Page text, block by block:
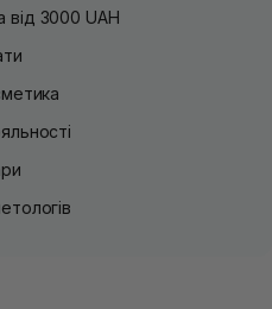
від 3000 UAH